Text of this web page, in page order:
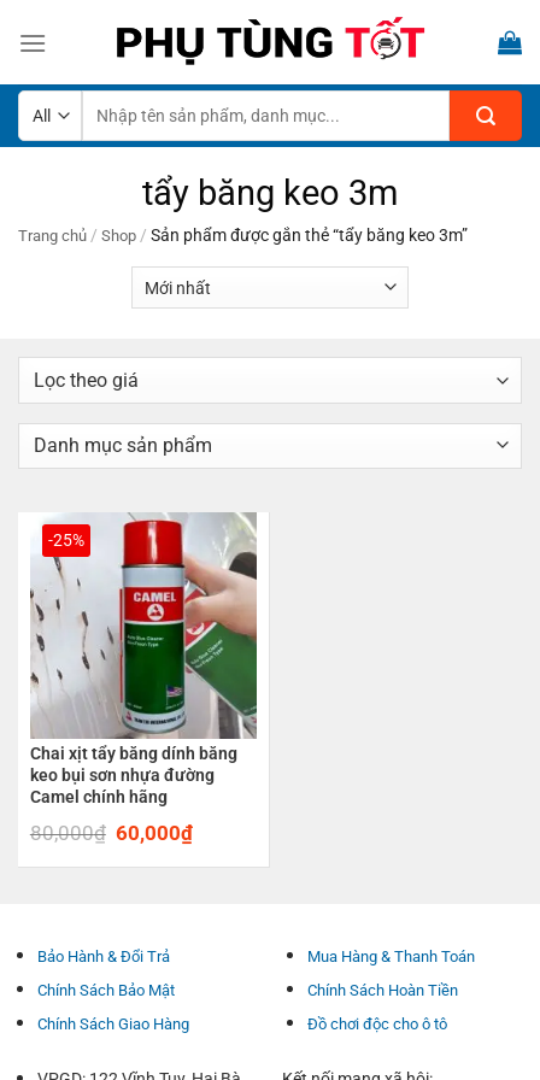
kiếm:
tẩy băng keo 3m
Trang chủ / Shop / Sản phẩm được gắn thẻ “tẩy băng keo 3m”
-25%
Chai xịt tẩy băng dính băng
keo bụi sơn nhựa đường
Camel chính hãng
80,000₫ Original
was:
60,000₫Current
is:
Bảo Hành & Đổi Trả
Chính Sách Bảo Mật
Chính Sách Giao Hàng
Mua Hàng & Thanh Toán
Chính Sách Hoàn Tiền
Đồ chơi độc cho ô tô